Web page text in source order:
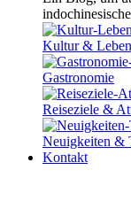
Kultur &
Gastronomie
Reiseziele &
Neuigkeiten &
Kontakt